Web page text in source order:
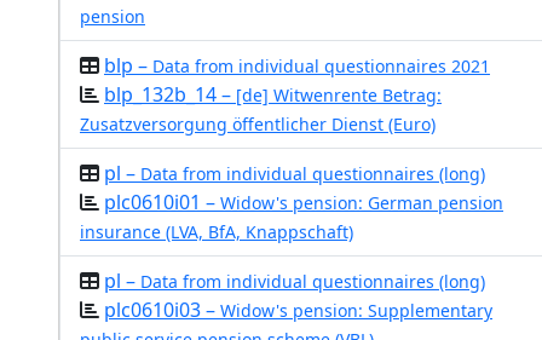
pension
blp – Data from individual questionnaires 2021
blp_132b_14 – [de] Witwenrente Betrag:
Zusatzversorgung öffentlicher Dienst (Euro)
pl – Data from individual questionnaires (long)
plc0610i01 – Widow's pension: German pension
insurance (LVA, BfA, Knappschaft)
pl – Data from individual questionnaires (long)
plc0610i03 – Widow's pension: Supplementary